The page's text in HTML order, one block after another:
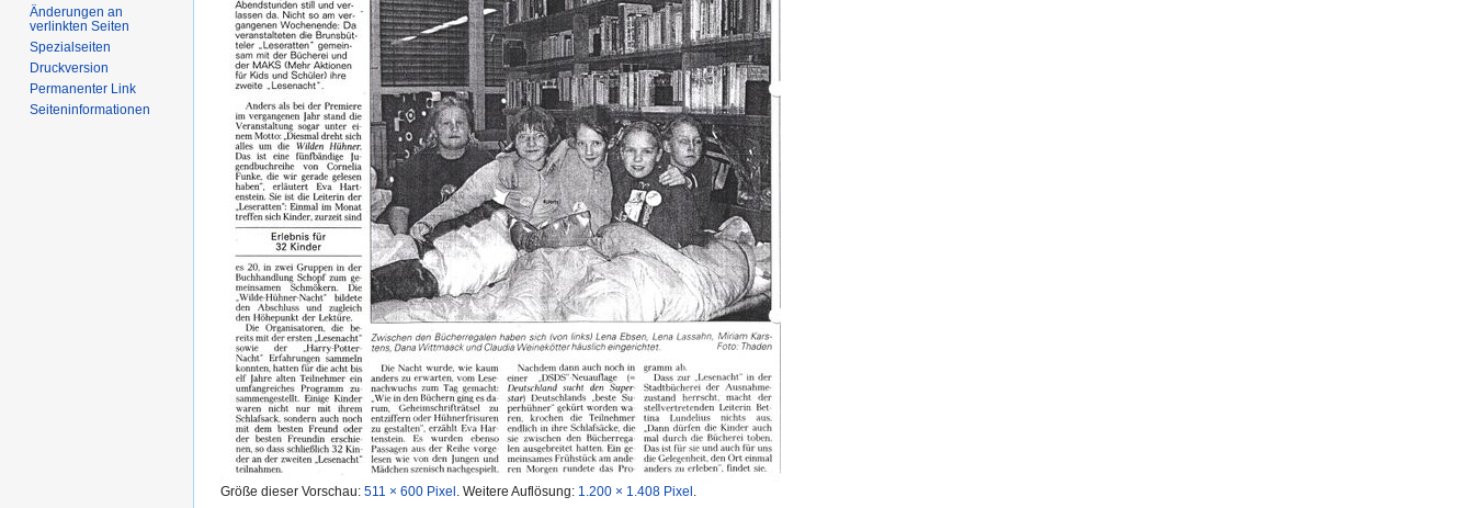
Größe dieser Vorschau: 511 × 600 Pixel Weitere Auflösung: 1.200 × 1.408 Pixel
Änderungen an
verlinkten Seiten
Spezialseiten
Druckversion
Permanenter Link
Seiten­informationen